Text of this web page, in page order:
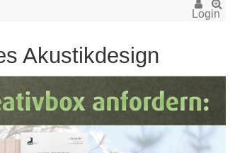
Login
Akustikdesign